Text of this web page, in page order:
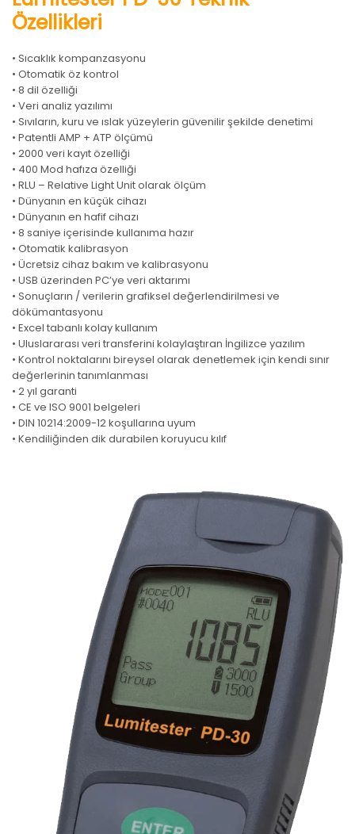
Özellikleri
• Sıcaklık kompanzasyonu
• Otomatik öz kontrol
• 8 dil özelliği
• Veri analiz yazılımı
• Sıvıların, kuru ve ıslak yüzeylerin güvenilir şekilde denetimi
• Patentli AMP + ATP ölçümü
• 2000 veri kayıt özelliği
• 400 Mod hafıza özelliği
• RLU – Relative Light Unit olarak ölçüm
• Dünyanın en küçük cihazı
• Dünyanın en hafif cihazı
• 8 saniye içerisinde kullanıma hazır
• Otomatik kalibrasyon
• Ücretsiz cihaz bakım ve kalibrasyonu
• USB üzerinden PC’ye veri aktarımı
• Sonuçların / verilerin grafiksel değerlendirilmesi ve
dökümantasyonu
• Excel tabanlı kolay kullanım
• Uluslararası veri transferini kolaylaştıran İngilizce yazılım
• Kontrol noktalarını bireysel olarak denetlemek için kendi sınır
değerlerinin tanımlanması
• 2 yıl garanti
• CE ve ISO 9001 belgeleri
• DIN 10214:2009-12 koşullarına uyum
• Kendiliğinden dik durabilen koruyucu kılıf